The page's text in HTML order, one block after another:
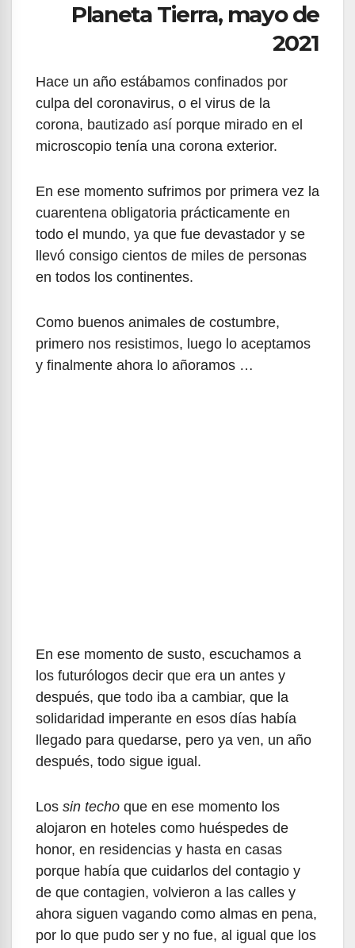
Planeta Tierra, mayo de
2021
Hace un año estábamos confinados por
culpa del coronavirus, o el virus de la
corona, bautizado así porque mirado en el
microscopio tenía una corona exterior.
En ese momento sufrimos por primera vez la
cuarentena obligatoria prácticamente en
todo el mundo, ya que fue devastador y se
llevó consigo cientos de miles de personas
en todos los continentes.
Como buenos animales de costumbre,
primero nos resistimos, luego lo aceptamos
y finalmente ahora lo añoramos …
En ese momento de susto, escuchamos a
los futurólogos decir que era un antes y
después, que todo iba a cambiar, que la
solidaridad imperante en esos días había
llegado para quedarse, pero ya ven, un año
después, todo sigue igual.
Los sin techo que en ese momento los
alojaron en hoteles como huéspedes de
honor, en residencias y hasta en casas
porque había que cuidarlos del contagio y
de que contagien, volvieron a las calles y
ahora siguen vagando como almas en pena,
por lo que pudo ser y no fue, al igual que los